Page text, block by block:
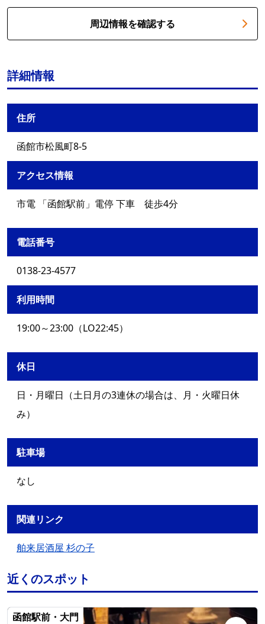
周辺情報を確認する
詳細情報
住所
函館市松風町8-5
アクセス情報
市電 「函館駅前」電停 下車 徒歩4分
電話番号
0138-23-4577
利用時間
19:00～23:00（LO22:45）
休日
日・月曜日（土日月の3連休の場合は、月・火曜日休
み）
駐車場
なし
関連リンク
舶来居酒屋 杉の子
近くのスポット
函館駅前・大門